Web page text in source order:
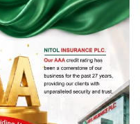
দর বৃদ্ধির শীর্ষে ফারইস্ট
লেনদেনের শীর্ষে শার্প